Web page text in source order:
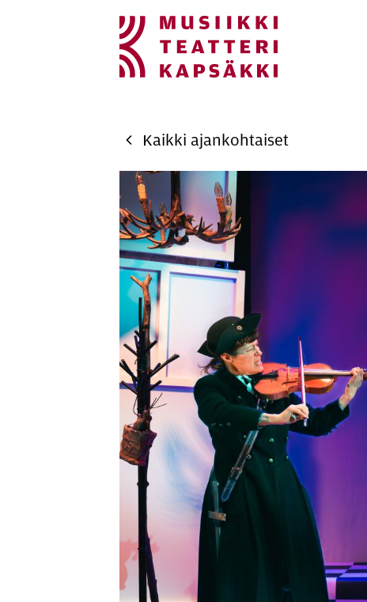
Si­vus­ton na­vi­goin­ti
Hyppää sivun sisältöön
Kaikki ajankohtaiset